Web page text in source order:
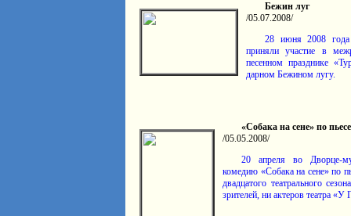
Бежин луг
/05.07.2008/
28 июня 2008
приняли участие в
песенном празднике
дарном Бежином лугу.
«Собака на сене» по
/05.05.2008/
20 апреля во Дворце-
комедию «Собака на сене» по
двадца­того театраль­ного
зрителей, ни актеров театра «У